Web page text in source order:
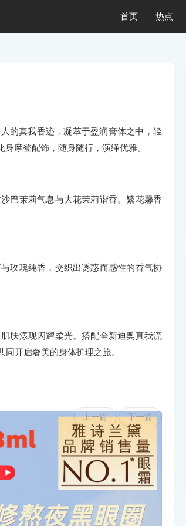
首页 热点
的真我香迹，凝萃于盈润膏体之中，轻
摩登配饰，随身随行，演绎优雅。
巴茉莉气息与大花茉莉谐香。繁花馨香
玫瑰纯香，交织出诱惑而感性的香气协
肤漾现闪耀柔光。搭配全新迪奥真我流
开启奢美的身体护理之旅。
上一篇 下一篇